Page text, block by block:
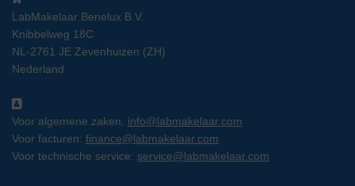
LabMakelaar Benelux B.V.
Knibbelweg 18C
NL-2761 JE Zevenhuizen (ZH)
Nederland
Voor algemene zaken: info@labmakelaar.com
Voor facturen: finance@labmakelaar.com
Voor technische service: service@labmakelaar.com